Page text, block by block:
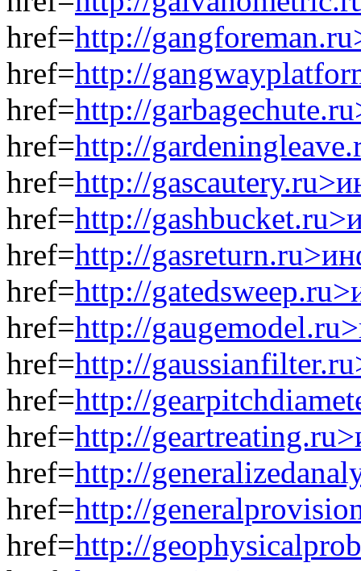
href=http://
href=http://
href=http://
href=http://
href=http://
href=http://
href=http://
href=http://
href=http://
href=http://
href=http://
href=http://
href=http://
href=http://
href=http://